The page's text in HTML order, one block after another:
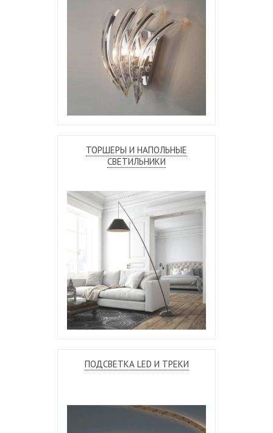
ТОРШЕРЫ И НАПОЛЬНЫЕ
СВЕТИЛЬНИКИ
ПОДСВЕТКА LED И ТРЕКИ